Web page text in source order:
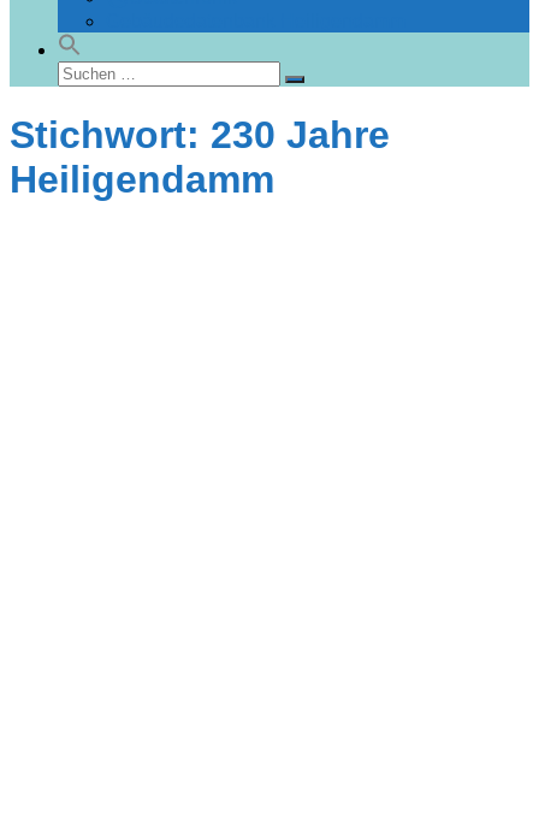
Suchen
nach:
Suchen
Stichwort: 230 Jahre
Heiligendamm